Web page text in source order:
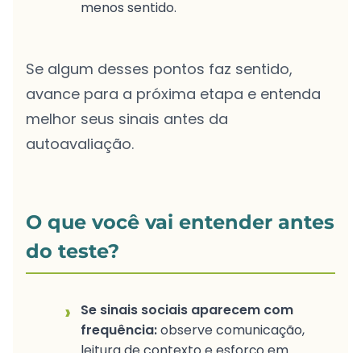
menos sentido.
Se algum desses pontos faz sentido,
avance para a próxima etapa e entenda
melhor seus sinais antes da
autoavaliação.
O que você vai entender antes
do teste?
›
Se sinais sociais aparecem com
frequência:observe comunicação,